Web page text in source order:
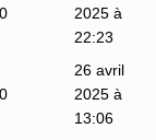
0
2025 à
22:23
0
26 avril
2025 à
13:06